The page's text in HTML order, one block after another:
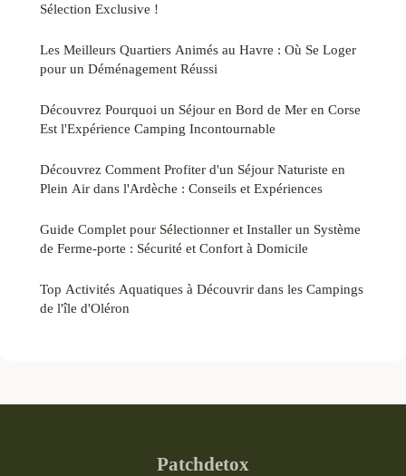
Sélection Exclusive !
Les Meilleurs Quartiers Animés au Havre : Où Se Loger
pour un Déménagement Réussi
Découvrez Pourquoi un Séjour en Bord de Mer en Corse
Est l'Expérience Camping Incontournable
Découvrez Comment Profiter d'un Séjour Naturiste en
Plein Air dans l'Ardèche : Conseils et Expériences
Guide Complet pour Sélectionner et Installer un Système
de Ferme-porte : Sécurité et Confort à Domicile
Top Activités Aquatiques à Découvrir dans les Campings
de l'île d'Oléron
Patchdetox